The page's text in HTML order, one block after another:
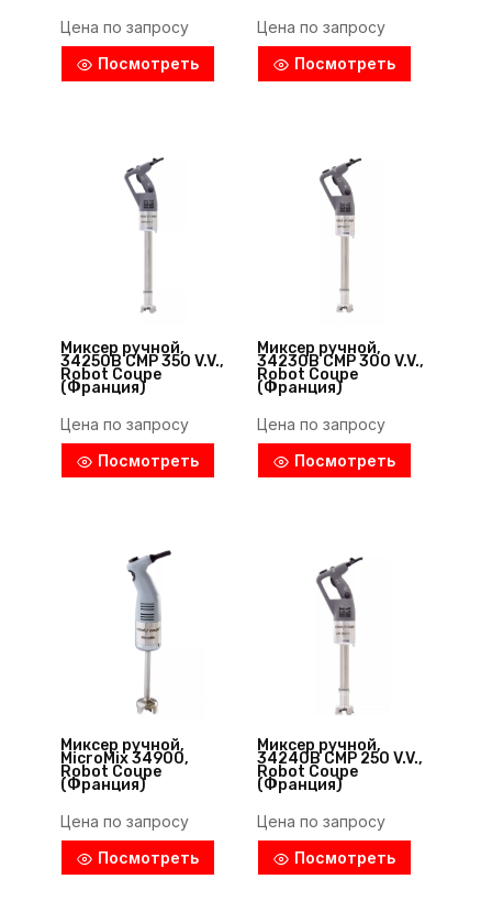
Цена по запросу
Посмотреть
Цена по запросу
Посмотреть
Миксер ручной,
34250B CMP 350 V.V.,
Robot Coupe
(Франция)
Цена по запросу
Посмотреть
Миксер ручной,
34230B CMP 300 V.V.,
Robot Coupe
(Франция)
Цена по запросу
Посмотреть
Миксер ручной,
MicroMix 34900,
Robot Coupe
(Франция)
Цена по запросу
Посмотреть
Миксер ручной,
34240B CMP 250 V.V.,
Robot Coupe
(Франция)
Цена по запросу
Посмотреть